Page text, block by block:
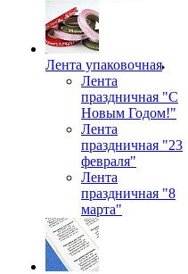
Лента упаковочная
Лента
праздничная "С
Новым Годом!"
Лента
праздничная "23
февраля"
Лента
праздничная "8
марта"